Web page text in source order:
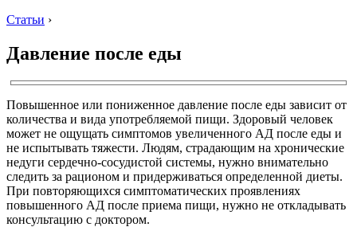
Статьи ›
Давление после еды
Повышенное или пониженное давление после еды зависит от
количества и вида употребляемой пищи. Здоровый человек
может не ощущать симптомов увеличенного АД после еды и
не испытывать тяжести. Людям, страдающим на хронические
недуги сердечно-сосудистой системы, нужно внимательно
следить за рационом и придерживаться определенной диеты.
При повторяющихся симптоматических проявлениях
повышенного АД после приема пищи, нужно не откладывать
консультацию с доктором.